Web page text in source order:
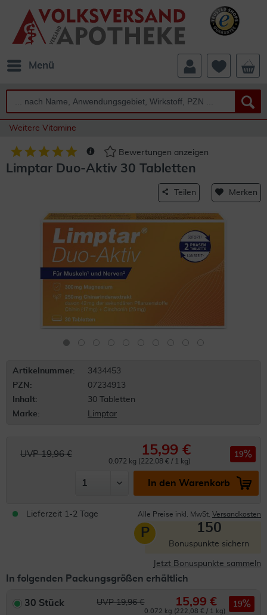
Menü
Weitere Vitamine
Bewertungen anzeigen
Limptar Duo-Aktiv 30 Tabletten
Teilen Merken
Artikelnummer:
3434453
PZN:
07234913
Inhalt:
30 Tabletten
Marke:
Limptar
UVP 19,96 € 15,99 €
0.072 kg (222,08 € / 1 kg)
19
In den Warenkorb
Lieferzeit 1-2 Tage Alle Preise inkl. MwSt. Versandkosten
P 150
Bonuspunkte sichern
Jetzt Bonuspunkte sammeln
In folgenden Packungsgrößen erhältlich
30 Stück UVP 19,96 € 15,99 €
0.072 kg (222,08 € / 1 kg)
19